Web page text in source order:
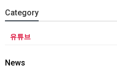
Category
유튜브
News